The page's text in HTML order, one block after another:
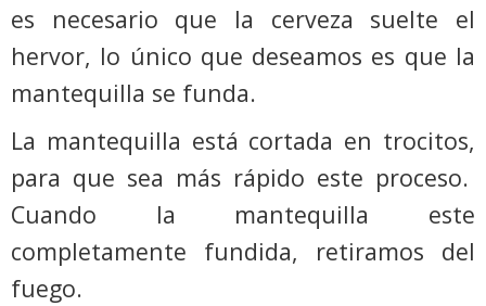
es necesario que la cerveza suelte el
hervor, lo único que deseamos es que la
mantequilla se funda.
La mantequilla está cortada en trocitos,
para que sea más rápido este proceso.
Cuando la mantequilla este
completamente fundida, retiramos del
fuego.